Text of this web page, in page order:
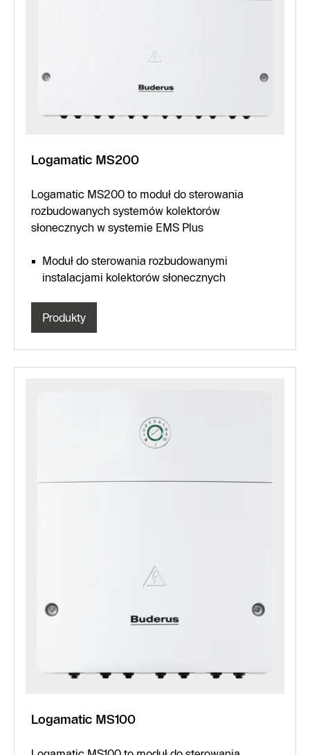
Logamatic MS200
Logamatic MS200 to moduł do sterowania
rozbudowanych systemów kolektorów
słonecznych w systemie EMS Plus
Moduł do sterowania rozbudowanymi
instalacjami kolektorów słonecznych
Produkty
Logamatic MS100